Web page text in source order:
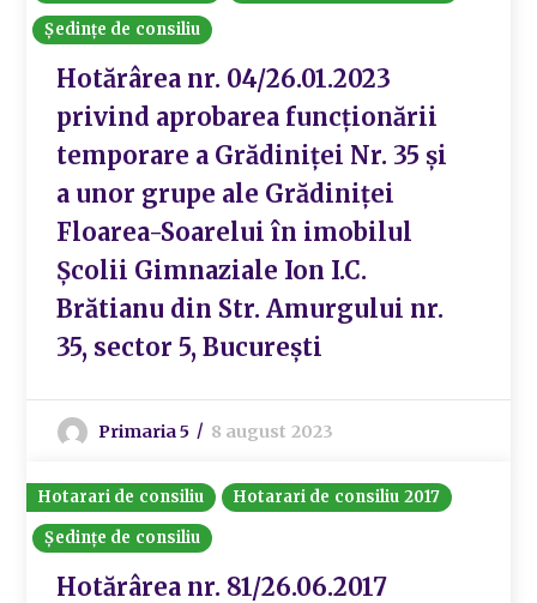
Ședințe de consiliu
Hotărârea nr. 04/26.01.2023
privind aprobarea funcționării
temporare a Grădiniței Nr. 35 și
a unor grupe ale Grădiniței
Floarea-Soarelui în imobilul
Școlii Gimnaziale Ion I.C.
Brătianu din Str. Amurgului nr.
35, sector 5, București
Primaria 5 8 august 2023
Hotarari de consiliu
Hotarari de consiliu 2017
Ședințe de consiliu
Hotărârea nr. 81/26.06.2017